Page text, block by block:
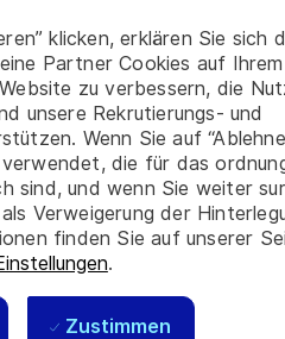
klicken, erklären Sie sich
Partner Cookies auf
zu verbessern, die
unsere Rekrutierungs- und
Wenn Sie auf
die für das
sind, und wenn Sie weiter
Verweigerung der
finden Sie auf unserer
.
Zustimmen